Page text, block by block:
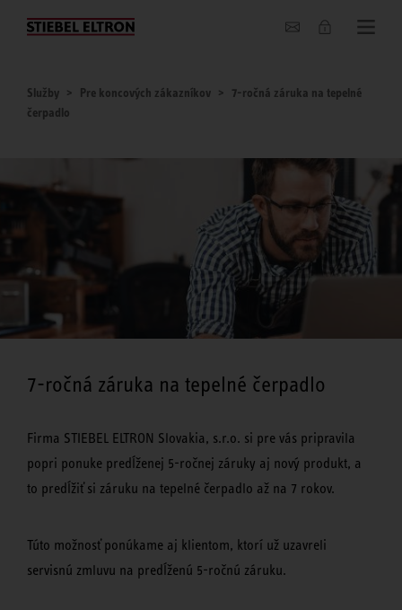
O nás
Služby Pre koncových zákazníkov
7-ročná záruka na tepelné
čerpadlo
7-ročná záruka na tepelné čerpadlo
Firma STIEBEL ELTRON Slovakia, s.r.o. si pre vás pripravila
popri ponuke predĺženej 5-ročnej záruky aj nový produkt, a
to predĺžiť si záruku na tepelné čerpadlo až na 7 rokov.
Túto možnosť ponúkame aj klientom, ktorí už uzavreli
servisnú zmluvu na predĺženú 5-ročnú záruku.